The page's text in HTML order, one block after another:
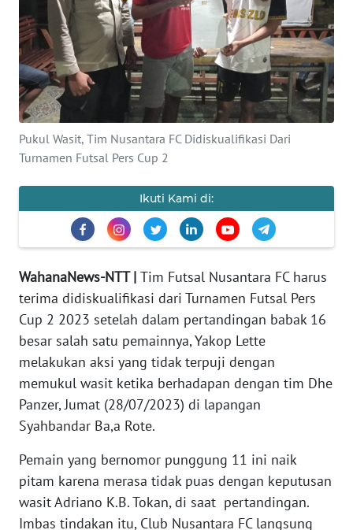
Pukul Wasit, Tim Nusantara FC Didiskualifikasi Dari
Turnamen Futsal Pers Cup 2
Ikuti Kami di:
WahanaNews-NTT | Tim Futsal Nusantara FC harus
terima didiskualifikasi dari Turnamen Futsal Pers
Cup 2 2023 setelah dalam pertandingan babak 16
besar salah satu pemainnya, Yakop Lette
melakukan aksi yang tidak terpuji dengan
memukul wasit ketika berhadapan dengan tim Dhe
Panzer, Jumat (28/07/2023) di lapangan
Syahbandar Ba,a Rote.
Pemain yang bernomor punggung 11 ini naik
pitam karena merasa tidak puas dengan keputusan
wasit Adriano K.B. Tokan, di saat pertandingan.
Imbas tindakan itu, Club Nusantara FC langsung
INDEKS
BERITA
KONTAK
KAMI
INFO
PEDOMAN
MEDIA
SIBER
DISCLAIMER
Wahana
News
Regional